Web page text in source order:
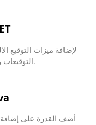
التوقيعات والتحقق منها والبحث فيها في المستند.
أضف القدرة على إضافة